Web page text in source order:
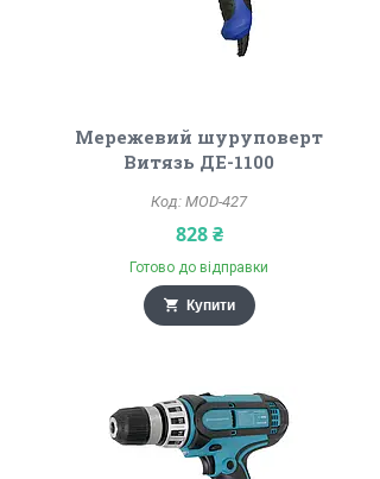
Мережевий шуруповерт
Витязь ДЕ-1100
MOD-427
828 ₴
Готово до відправки
Купити